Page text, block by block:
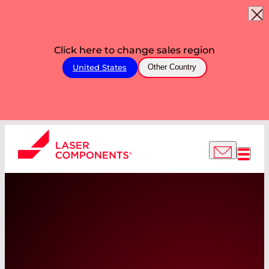
Click here to change sales region
United States Other Country